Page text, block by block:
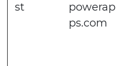
st
powerap
ps.com